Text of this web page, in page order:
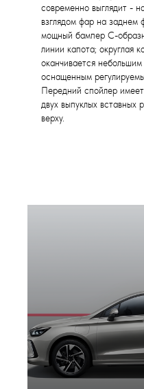
современно выглядит -
взглядом фар на заднем
мощный бампер С-
линии капота; округлая
оканчивается
оснащенным
Передний спойлер
двух выпуклых вставных
верху.